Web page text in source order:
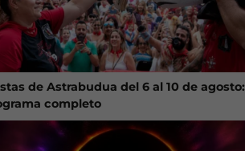
de Astrabudua del 6 al 10 de agosto:
completo